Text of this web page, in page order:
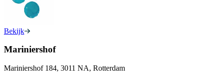
Bekijk
Mariniershof
Mariniershof 184, 3011 NA, Rotterdam